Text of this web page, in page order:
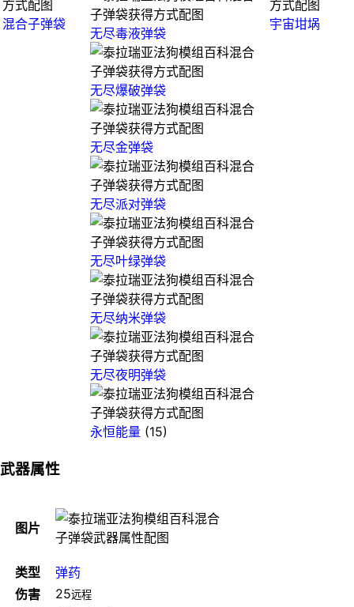
混合子弹袋
无尽毒液弹袋
无尽爆破弹袋
无尽金弹袋
无尽派对弹袋
无尽叶绿弹袋
无尽纳米弹袋
无尽夜明弹袋
永恒能量 (15)
宇宙坩埚
武器属性
图片
类型
弹药
伤害
25远程